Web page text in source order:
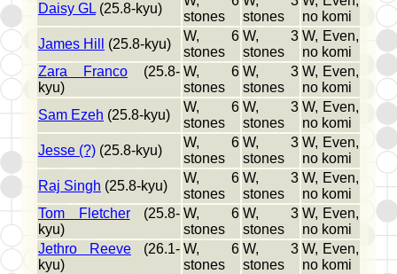
Daisy GL(25.8-kyu)
stones
stones
no komi
James Hill
(25.8-kyu)
W, 6
stones
W, 3
stones
W, Even,
no komi
Zara Franco (25.8-
kyu)
W, 6
stones
W, 3
stones
W, Even,
no komi
Sam Ezeh (25.8-kyu)
W, 6
stones
W, 3
stones
W, Even,
no komi
Jesse (?) (25.8-kyu)
W, 6
stones
W, 3
stones
W, Even,
no komi
Raj Singh (25.8-kyu)
W, 6
stones
W, 3
stones
W, Even,
no komi
Tom Fletcher(25.8-
kyu)
W, 6
stones
W, 3
stones
W, Even,
no komi
Jethro Reeve (26.1-
kyu)
W, 6
stones
W, 3
stones
W, Even,
no komi